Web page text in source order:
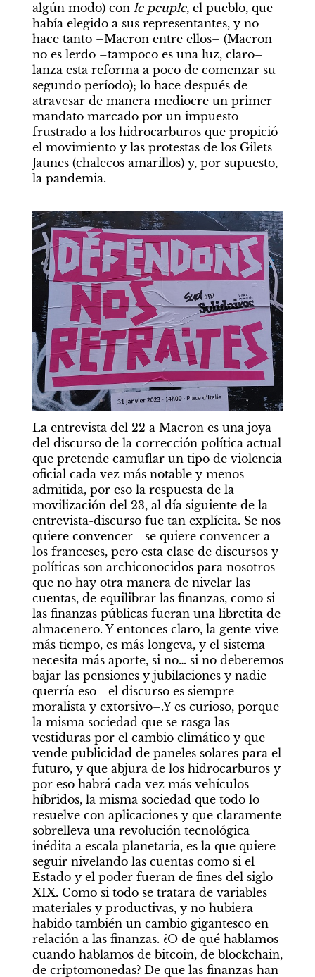
algún modo) con le peuple, el pueblo, que
había elegido a sus representantes, y no
hace tanto –Macron entre ellos– (Macron
no es lerdo –tampoco es una luz, claro–
lanza esta reforma a poco de comenzar su
segundo período); lo hace después de
atravesar de manera mediocre un primer
mandato marcado por un impuesto
frustrado a los hidrocarburos que propició
el movimiento y las protestas de los Gilets
Jaunes (chalecos amarillos) y, por supuesto,
la pandemia.
La entrevista del 22 a Macron es una joya
del discurso de la corrección política actual
que pretende camuflar un tipo de violencia
oficial cada vez más notable y menos
admitida, por eso la respuesta de la
movilización del 23, al día siguiente de la
entrevista-discurso fue tan explícita. Se nos
quiere convencer –se quiere convencer a
los franceses, pero esta clase de discursos y
políticas son archiconocidos para nosotros–
que no hay otra manera de nivelar las
cuentas, de equilibrar las finanzas, como si
las finanzas públicas fueran una libretita de
almacenero. Y entonces claro, la gente vive
más tiempo, es más longeva, y el sistema
necesita más aporte, si no… si no deberemos
bajar las pensiones y jubilaciones y nadie
querría eso –el discurso es siempre
moralista y extorsivo–.Y es curioso, porque
la misma sociedad que se rasga las
vestiduras por el cambio climático y que
vende publicidad de paneles solares para el
futuro, y que abjura de los hidrocarburos y
por eso habrá cada vez más vehículos
híbridos, la misma sociedad que todo lo
resuelve con aplicaciones y que claramente
sobrelleva una revolución tecnológica
inédita a escala planetaria, es la que quiere
seguir nivelando las cuentas como si el
Estado y el poder fueran de fines del siglo
XIX. Como si todo se tratara de variables
materiales y productivas, y no hubiera
habido también un cambio gigantesco en
relación a las finanzas. ¿O de qué hablamos
cuando hablamos de bitcoin, de blockchain,
de criptomonedas? De que las finanzas han